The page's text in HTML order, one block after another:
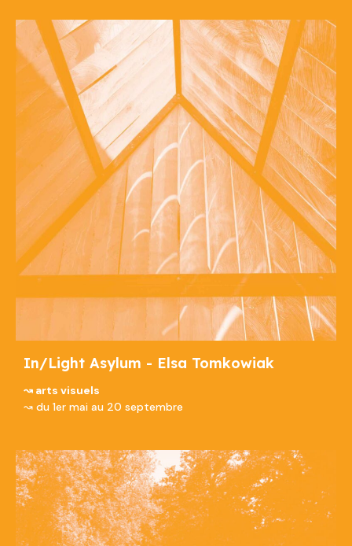
In/Light Asylum - Elsa Tomkowiak
↝ arts visuels
↝ du 1er mai au 20 septembre